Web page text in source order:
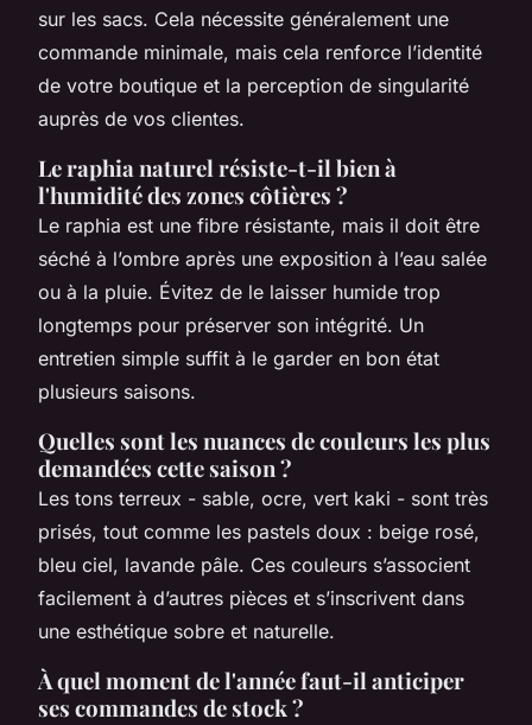
sur les sacs. Cela nécessite généralement une
commande minimale, mais cela renforce l’identité
de votre boutique et la perception de singularité
auprès de vos clientes.
Le raphia naturel résiste-t-il bien à
l'humidité des zones côtières ?
Le raphia est une fibre résistante, mais il doit être
séché à l’ombre après une exposition à l’eau salée
ou à la pluie. Évitez de le laisser humide trop
longtemps pour préserver son intégrité. Un
entretien simple suffit à le garder en bon état
plusieurs saisons.
Quelles sont les nuances de couleurs les plus
demandées cette saison ?
Les tons terreux - sable, ocre, vert kaki - sont très
prisés, tout comme les pastels doux : beige rosé,
bleu ciel, lavande pâle. Ces couleurs s’associent
facilement à d’autres pièces et s’inscrivent dans
une esthétique sobre et naturelle.
À quel moment de l'année faut-il anticiper
ses commandes de stock ?